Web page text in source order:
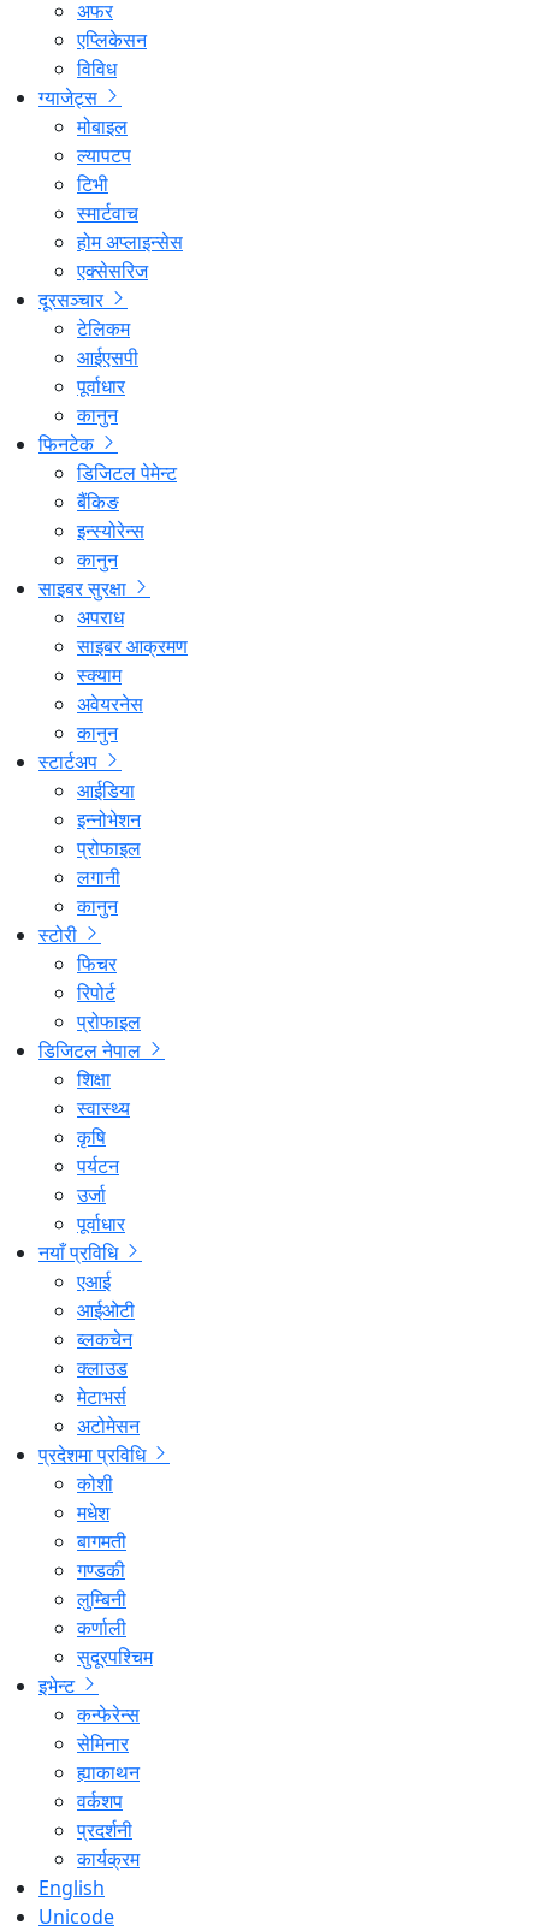
अफर
एप्लिकेसन
विविध
ग्याजेट्स
मोबाइल
ल्यापटप
टिभी
स्मार्टवाच
होम अप्लाइन्सेस
एक्सेसरिज
दूरसञ्चार
टेलिकम
आईएसपी
पूर्वाधार
कानुन
फिनटेक
डिजिटल पेमेन्ट
बैंकिङ
इन्स्योरेन्स
कानुन
साइबर सुरक्षा
अपराध
साइबर आक्रमण
स्क्याम
अवेयरनेस
कानुन
स्टार्टअप
आईडिया
इन्नोभेशन
प्रोफाइल
लगानी
कानुन
स्टोरी
फिचर
रिपोर्ट
प्रोफाइल
डिजिटल नेपाल
शिक्षा
स्वास्थ्य
कृषि
पर्यटन
उर्जा
पूर्वाधार
नयाँ प्रविधि
एआई
आईओटी
ब्लकचेन
क्लाउड
मेटाभर्स
अटोमेसन
प्रदेशमा प्रविधि
कोशी
मधेश
बागमती
गण्डकी
लुम्बिनी
कर्णाली
सुदूरपश्चिम
इभेन्ट
कन्फेरेन्स
सेमिनार
ह्याकाथन
वर्कशप
प्रदर्शनी
कार्यक्रम
English
Unicode